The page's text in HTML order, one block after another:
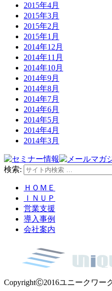
2015年4月
2015年3月
2015年2月
2015年1月
2014年12月
2014年11月
2014年10月
2014年9月
2014年8月
2014年7月
2014年6月
2014年5月
2014年4月
2014年3月
検索:
ＨＯＭＥ
ＩＮＵＰ
営業支援
導入事例
会社案内
CopyrightⒸ2016ユニークワー